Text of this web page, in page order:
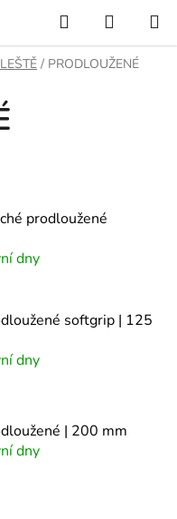
Hledat
KOŠÍK
/ PRODLOUŽENÉ
prodloužené
dny
softgrip | 125
dny
| 200 mm
dny